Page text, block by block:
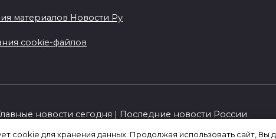
материалов Новости Ру
cookie-файлов
новости сегодня | Последние новости России
cookie для хранения данных. Продолжая использовать сайт, Вы